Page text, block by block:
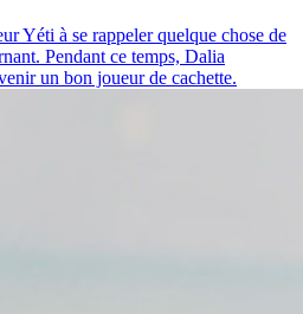
Yéti à se rappeler quelque chose de
Pendant ce temps, Dalia
un bon joueur de cachette.